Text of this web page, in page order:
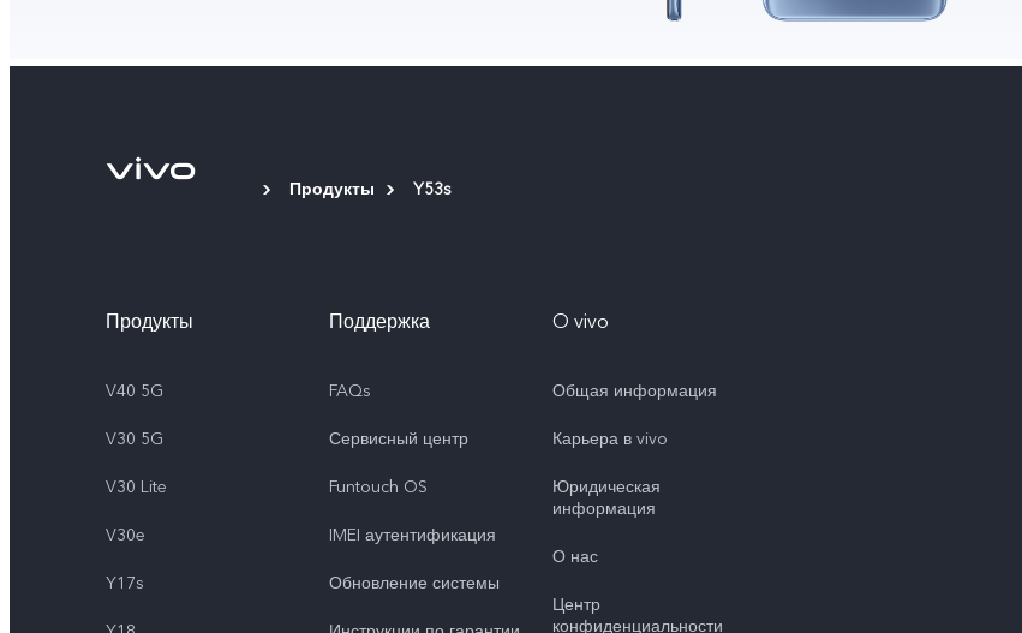
Продукты Y53s
Продукты
V40 5G
V30 5G
V30 Lite
V30e
Y17s
Поддержка
FAQs
Сервисный центр
Funtouch OS
IMEI аутентификация
Обновление системы
O vivo
Общая информация
Карьера в vivo
Юридическая
информация
О нас
Центр
конфиденциальности